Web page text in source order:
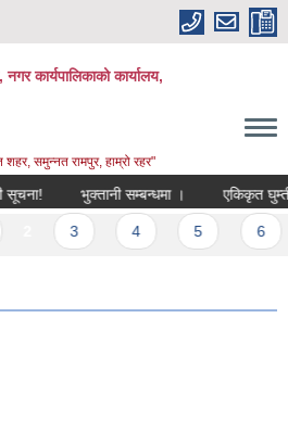
नगर कार्यपालिकाको कार्यालय,
समुन्नत रामपुर, हाम्रो रहर"
तथा सेवा बन्द सम्बन्धी सूचना! भुक्तानी सम्बन्धमा । एकिकृत घुम्ती